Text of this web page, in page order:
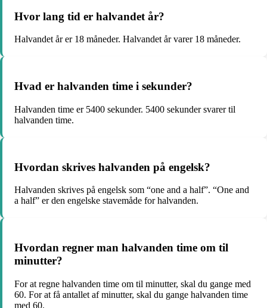
Hvor lang tid er halvandet år?
Halvandet år er 18 måneder. Halvandet år varer 18 måneder.
Hvad er halvanden time i sekunder?
Halvanden time er 5400 sekunder. 5400 sekunder svarer til
halvanden time.
Hvordan skrives halvanden på engelsk?
Halvanden skrives på engelsk som “one and a half”. “One and
a half” er den engelske stavemåde for halvanden.
Hvordan regner man halvanden time om til
minutter?
For at regne halvanden time om til minutter, skal du gange med
60. For at få antallet af minutter, skal du gange halvanden time
med 60.